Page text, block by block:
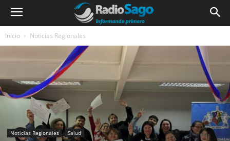
Inicio Noticias Regionales
Noticias Regionales Salud